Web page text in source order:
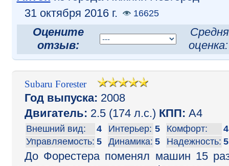
31 октября 2016 г.
16625
Оцените
отзыв:
Subaru Forester
Год выпуска: 2008
Двигатель: 2.5 (174 л.с.) КПП: A4
Внешний вид: 4 Интерьер: 5 Комфорт:
4
Управляемость: 5 Динамика: 5 Надежность: 5
До Форестера поменял машин 15